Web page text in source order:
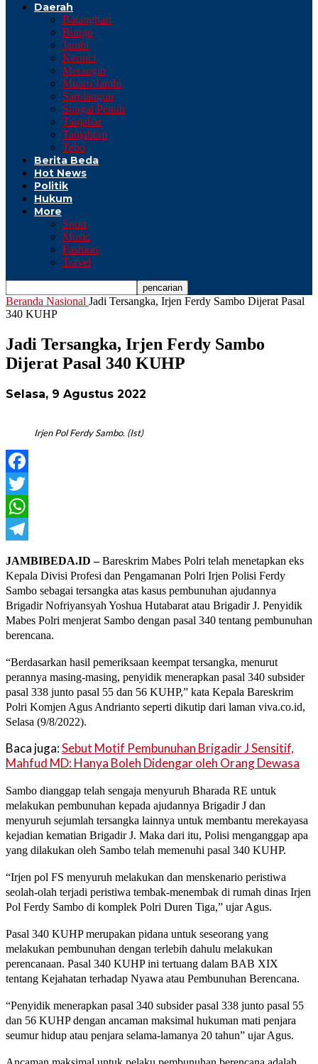
Daerah
Batanghari
Bungo
Jambi
Kerinci
Merangin
Muaro Jambi
Sarolangun
Sungai Penuh
Tanjabar
Tanjabtim
Tebo
Berita Beda
Hot News
Politik
Hukum
More
Sport
Music
Fashion
Travel
Beranda Nasional Jadi Tersangka, Irjen Ferdy Sambo Dijerat Pasal
340 KUHP
Jadi Tersangka, Irjen Ferdy Sambo
Dijerat Pasal 340 KUHP
Selasa, 9 Agustus 2022
Irjen Pol Ferdy Sambo. (Ist)
Facebook
Twitter
WhatsApp
JAMBIBEDA.ID –Bareskrim Mabes Polri telah menetapkan eks
Kepala Divisi Profesi dan Pengamanan Polri Irjen Polisi Ferdy
Sambo sebagai tersangka atas kasus pembunuhan ajudannya
Brigadir Nofriyansyah Yoshua Hutabarat atau Brigadir J. Penyidik
Mabes Polri menjerat Sambo dengan pasal 340 tentang pembunuhan
berencana.
“Berdasarkan hasil pemeriksaan keempat tersangka, menurut
perannya masing-masing, penyidik menerapkan pasal 340 subsider
pasal 338 junto pasal 55 dan 56 KUHP,” kata Kepala Bareskrim
Polri Komjen Agus Andrianto seperti dikutip dari laman viva.co.id,
Selasa (9/8/2022).
Baca juga:Sebut Motif Pembunuhan Brigadir J Sensitif,
Mahfud MD: Hanya Boleh Didengar oleh Orang Dewasa
Sambo dianggap telah sengaja menyuruh Bharada RE untuk
melakukan pembunuhan kepada ajudannya Brigadir J dan
menyuruh sejumlah tersangka lainnya untuk membantu merekayasa
kejadian kematian Brigadir J. Maka dari itu, Polisi menganggap apa
yang dilakukan oleh Sambo telah memenuhi pasal 340 KUHP.
“Irjen pol FS menyuruh melakukan dan menskenario peristiwa
seolah-olah terjadi peristiwa tembak-menembak di rumah dinas Irjen
Pol Ferdy Sambo di komplek Polri Duren Tiga,” ujar Agus.
Pasal 340 KUHP merupakan pidana untuk seseorang yang
melakukan pembunuhan dengan terlebih dahulu melakukan
perencanaan. Pasal 340 KUHP ini tertuang dalam BAB XIX
tentang Kejahatan terhadap Nyawa atau Pembunuhan Berencana.
“Penyidik menerapkan pasal 340 subsider pasal 338 junto pasal 55
dan 56 KUHP dengan ancaman maksimal hukuman mati penjara
seumur hidup atau penjara selama-lamanya 20 tahun” ujar Agus.